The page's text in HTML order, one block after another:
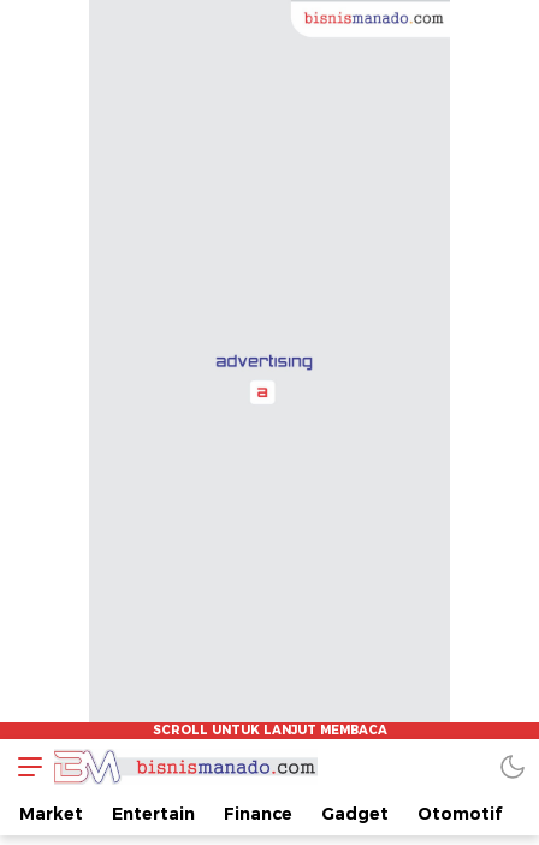
www.bisnismanado.com
Berita Bisnis Sulawesi Utara
Market Entertain Finance Gadget Otomotif